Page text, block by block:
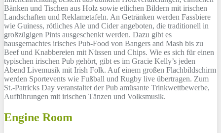
Bänken und Tischen aus Holz sowie etlichen Bildern mit irischen
Landschaften und Reklametafeln. An Getränken werden Fassbiere
wie Guiness, rötliches Ale und Cider angeboten, die traditionell in
großzügigen Pints ausgeschenkt werden. Dazu gibt es
hausgemachtes irisches Pub-Food von Bangers and Mash bis zu
Beef und Knabbereien mit Nüssen und Chips. Wie es sich für einen
typischen irischen Pub gehört, gibt es im Gracie Kelly’s jeden
Abend Livemusik mit Irish Folk. Auf einem großen Flachbildschirm
werden Sportevents wie Fußball und Rugby live übertragen. Zum
St.-Patricks Day veranstaltet der Pub amüsante Trinkwettbewerbe,
Aufführungen mit irischen Tänzen und Volksmusik.
Engine Room